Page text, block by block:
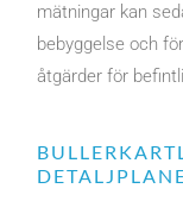
mätningar kan
bebyggelse och
åtgärder för